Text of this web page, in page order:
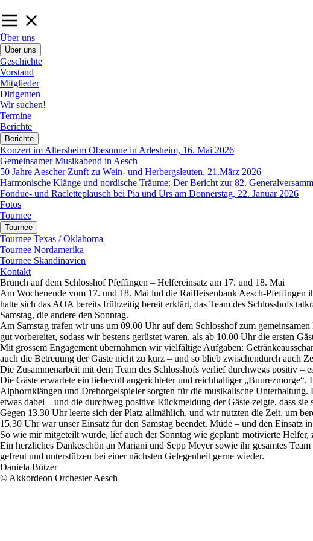
Über uns
Über uns
Geschichte
Vorstand
Mitglieder
Dirigenten
Wir suchen!
Termine
Berichte
Berichte
Konzert im Altersheim Obesunne in Arlesheim, 16. Mai 2026
Gemeinsamer Musikabend in Aesch
50 Jahre Aescher Zunft zu Wein- und Herbergsleuten, 21.März 2026
Harmonische Klänge und nordische Träume: Der Bericht zur 82.
Fondue- und Racletteplausch bei Pia und Urs am Donnerstag, 22. Januar 2026
Fotos
Tournee
Tournee
Tournee Texas / Oklahoma
Tournee Nordamerika
Tournee Skandinavien
Kontakt
Brunch auf dem Schlosshof Pfeffingen – Helfereinsatz am 17. und 18. Mai
Am Wochenende vom 17. und 18. Mai lud die Raiffeisenbank Aesch-
hatte sich das AOA bereits frühzeitig bereit erklärt, das Team des Schlosshofs
Samstag, die andere den Sonntag.
Am Samstag trafen wir uns um 09.00 Uhr auf dem Schlosshof zum
gut vorbereitet, sodass wir bestens gerüstet waren, als ab 10.00 Uhr die ersten
Mit grossem Engagement übernahmen wir vielfältige Aufgaben:
auch die Betreuung der Gäste nicht zu kurz – und so blieb zwischendurch auch
Die Zusammenarbeit mit dem Team des Schlosshofs verlief durchwegs positiv –
Die Gäste erwartete ein liebevoll angerichteter und reichhaltiger
Alphornklängen und Drehorgelspieler sorgten für die musikalische
etwas dabei – und die durchweg positive Rückmeldung der Gäste zeigte, dass
Gegen 13.30 Uhr leerte sich der Platz allmählich, und wir nutzten die Zeit, um
15.30 Uhr war unser Einsatz für den Samstag beendet. Müde – und den
So wie mir mitgeteilt wurde, lief auch der Sonntag wie geplant: motivierte Helfer,
Ein herzliches Dankeschön an Mariani und Sepp Meyer sowie ihr gesamtes
gefreut und unterstützen bei einer nächsten Gelegenheit gerne wieder.
Daniela Bützer
© Akkordeon Orchester Aesch